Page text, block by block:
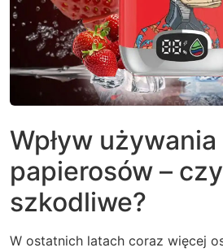
Wpływ
papierosów –
szkodliwe?
W ostatnich latach coraz więcej